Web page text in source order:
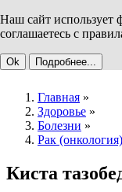
Наш сайт использует
соглашаетесь с
Ok Подробнее...
Главная »
Здоровье »
Болезни »
Рак (онкология)
Киста